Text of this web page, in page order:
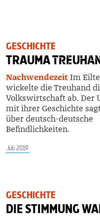
GESCHICHTE
TRAUMA
NachwendezeitIm
wickelte die Treuhand
Volkswirtschaft ab. Der
mit ihrer Geschichte
über deutsch-deutsche
Befindlichkeiten.
Juli 2019
GESCHICHTE
DIE STIMMUNG